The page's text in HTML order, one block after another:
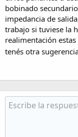
bobinado
impedancia de
trabajo si tuviese la
realimentación
tenés otra